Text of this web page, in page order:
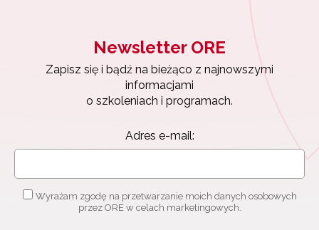
Newsletter ORE
Zapisz się i bądź na bieżąco z najnowszymi
informacjami
o szkoleniach i programach.
Adres e-mail:
Wyrażam zgodę na przetwarzanie moich danych osobowych
przez ORE w celach marketingowych.
Newsletter ORE
Zapisz się i bądź na bieżąco z najnowszymi
informacjami
Adres e-mail: